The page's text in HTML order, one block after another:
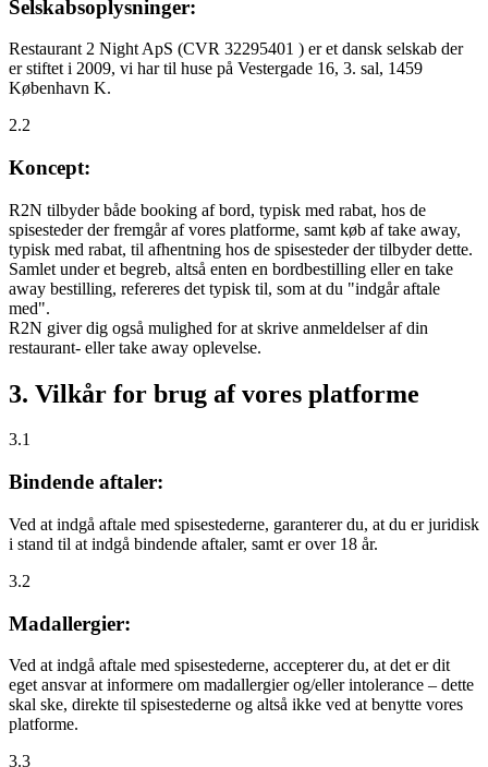
Selskabsoplysninger:
Restaurant 2 Night ApS (CVR 32295401 ) er et dansk selskab der
er stiftet i 2009, vi har til huse på Vestergade 16, 3. sal, 1459
København K.
2.2
Koncept:
R2N tilbyder både booking af bord, typisk med rabat, hos de
spisesteder der fremgår af vores platforme, samt køb af take away,
typisk med rabat, til afhentning hos de spisesteder der tilbyder dette.
Samlet under et begreb, altså enten en bordbestilling eller en take
away bestilling, refereres det typisk til, som at du "indgår aftale
med".
R2N giver dig også mulighed for at skrive anmeldelser af din
restaurant- eller take away oplevelse.
3. Vilkår for brug af vores platforme
3.1
Bindende aftaler:
Ved at indgå aftale med spisestederne, garanterer du, at du er juridisk
i stand til at indgå bindende aftaler, samt er over 18 år.
3.2
Madallergier:
Ved at indgå aftale med spisestederne, accepterer du, at det er dit
eget ansvar at informere om madallergier og/eller intolerance – dette
skal ske, direkte til spisestederne og altså ikke ved at benytte vores
platforme.
3.3